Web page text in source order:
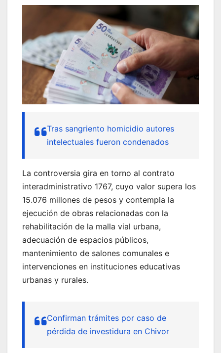
Tras sangriento homicidio autores
intelectuales fueron condenados
La controversia gira en torno al contrato
interadministrativo 1767, cuyo valor supera los
15.076 millones de pesos y contempla la
ejecución de obras relacionadas con la
rehabilitación de la malla vial urbana,
adecuación de espacios públicos,
mantenimiento de salones comunales e
intervenciones en instituciones educativas
urbanas y rurales.
Confirman trámites por caso de
pérdida de investidura en Chivor